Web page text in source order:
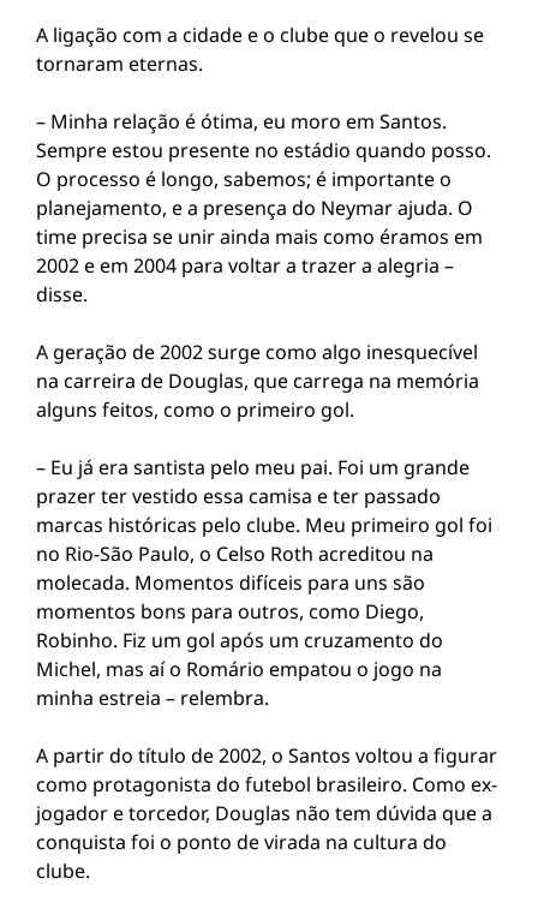
A ligação com a cidade e o clube que o revelou se
tornaram eternas.
– Minha relação é ótima, eu moro em Santos.
Sempre estou presente no estádio quando posso.
O processo é longo, sabemos; é importante o
planejamento, e a presença do Neymar ajuda. O
time precisa se unir ainda mais como éramos em
2002 e em 2004 para voltar a trazer a alegria –
disse.
A geração de 2002 surge como algo inesquecível
na carreira de Douglas, que carrega na memória
alguns feitos, como o primeiro gol.
– Eu já era santista pelo meu pai. Foi um grande
prazer ter vestido essa camisa e ter passado
marcas históricas pelo clube. Meu primeiro gol foi
no Rio-São Paulo, o Celso Roth acreditou na
molecada. Momentos difíceis para uns são
momentos bons para outros, como Diego,
Robinho. Fiz um gol após um cruzamento do
Michel, mas aí o Romário empatou o jogo na
minha estreia – relembra.
A partir do título de 2002, o Santos voltou a figurar
como protagonista do futebol brasileiro. Como ex-
jogador e torcedor, Douglas não tem dúvida que a
conquista foi o ponto de virada na cultura do
clube.